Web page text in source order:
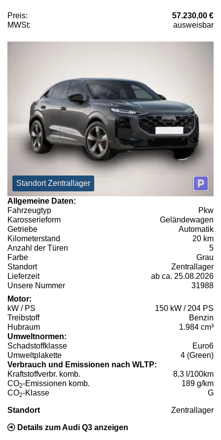
Preis:
57.230,00 €
MWSt:
ausweisbar
Standort Zentrallager
Allgemeine Daten:
Fahrzeugtyp
Pkw
Karosserieform
Geländewagen
Getriebe
Automatik
Kilometerstand
20 km
Anzahl der Türen
5
Farbe
Grau
Standort
Zentrallager
Lieferzeit
ab ca. 25.08.2026
Unsere Nummer
31988
Motor:
kW / PS
150 kW / 204 PS
Treibstoff
Benzin
Hubraum
1.984 cm³
Umweltnormen:
Schadstoffklasse
Euro6
Umweltplakette
4 (Green)
Verbrauch und Emissionen nach WLTP:
Kraftstoffverbr. komb.
8,3 l/100km
CO2-Emissionen komb.
189 g/km
CO2-Klasse G
Standort Zentrallager
Details zum Audi Q3 anzeigen